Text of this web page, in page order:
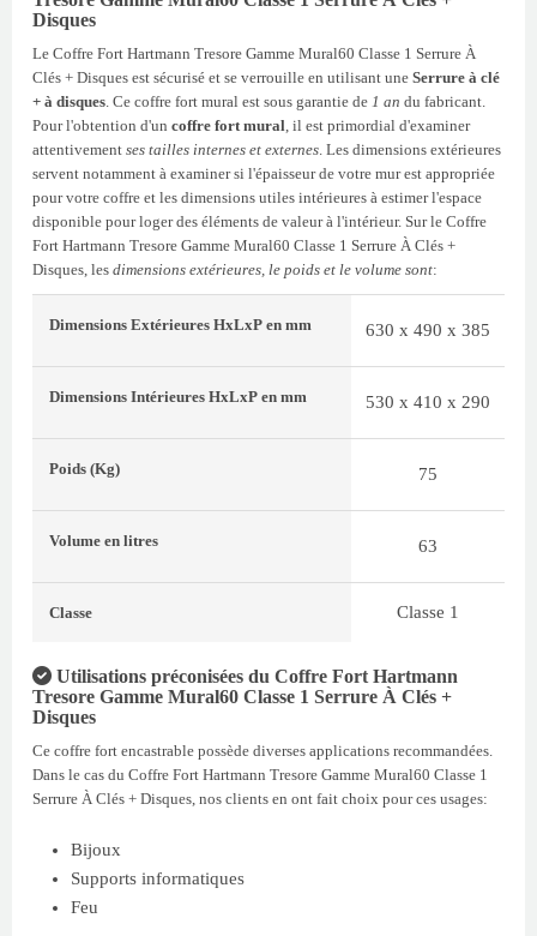
Disques
Le Coffre Fort Hartmann Tresore Gamme Mural60 Classe 1 Serrure À
Clés + Disques est sécurisé et se verrouille en utilisant une Serrure à clé
+ à disques. Ce coffre fort mural est sous garantie de 1 an du fabricant.
Pour l'obtention d'un coffre fort mural, il est primordial d'examiner
attentivement ses tailles internes et externes. Les dimensions extérieures
servent notamment à examiner si l'épaisseur de votre mur est appropriée
pour votre coffre et les dimensions utiles intérieures à estimer l'espace
disponible pour loger des éléments de valeur à l'intérieur. Sur le Coffre
Fort Hartmann Tresore Gamme Mural60 Classe 1 Serrure À Clés +
Disques, les dimensions extérieures, le poids et le volume sont:
Dimensions Extérieures HxLxP en mm 630 x 490 x 385
Dimensions Intérieures HxLxP en mm 530 x 410 x 290
Poids (Kg) 75
Volume en litres 63
Classe Classe 1
Utilisations préconisées du Coffre Fort Hartmann
Tresore Gamme Mural60 Classe 1 Serrure À Clés +
Disques
Ce coffre fort encastrable possède diverses applications recommandées.
Dans le cas du Coffre Fort Hartmann Tresore Gamme Mural60 Classe 1
Serrure À Clés + Disques, nos clients en ont fait choix pour ces usages:
Bijoux
Supports informatiques
Feu